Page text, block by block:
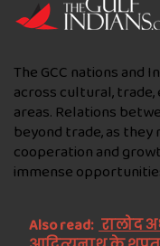
The GCC nations and
across cultural, trade,
areas. Relations
beyond trade, as
cooperation and
immense
Also read: रालोद